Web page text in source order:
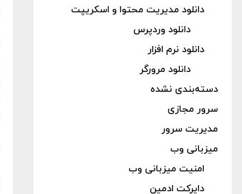
دانلود مدیریت محتوا و اسکریپت
دانلود وردپرس
دانلود نرم افزار
دانلود مرورگر
دسته‌بندی نشده
سرور مجازی
مدیریت سرور
میزبانی وب
امنیت میزبانی وب
دایرکت ادمین